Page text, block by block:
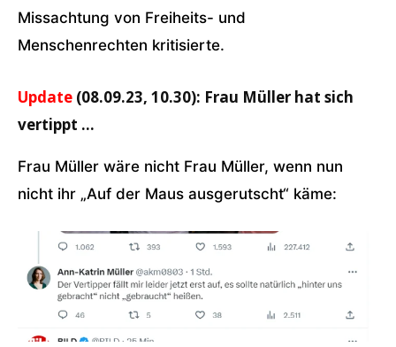
Missachtung von Freiheits- und
Menschenrechten kritisierte.
Update (08.09.23, 10.30): Frau Müller hat sich
vertippt …
Frau Müller wäre nicht Frau Müller, wenn nun
nicht ihr „Auf der Maus ausgerutscht“ käme: